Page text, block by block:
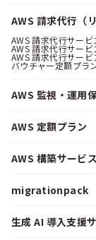
AWS 請求代行（
AWS 請求代行サービ
AWS 請求代行サービ
AWS 請求代行サー
バウチャー定額プラ
AWS 監視・運用
AWS 定額プラン
AWS 構築サービス
migrationpack
生成 AI 導入支援